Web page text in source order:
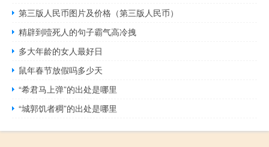
第三版人民币图片及价格（第三版人民币）
精辟到噎死人的句子霸气高冷拽
多大年龄的女人最好日
鼠年春节放假吗多少天
“希君马上弹”的出处是哪里
“城郭饥者稠”的出处是哪里